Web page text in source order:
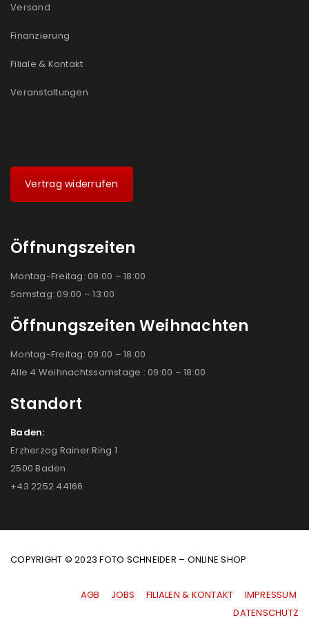
akzeptiere die
Versand
Finanzierung
Filiale & Kontakt
Veranstaltungen
Vertrag widerrufen
Öffnungszeiten
Montag-Freitag: 09:00 – 18:00
Samstag: 09:00 – 13:00
Öffnungszeiten Weihnachten
Montag-Freitag: 09:00 – 18:00
Alle 4 Weihnachtssamstage : 09:00 – 18:00
Standort
Baden:
Erzherzog Rainer Ring 1
2500 Baden
+43 2252 44166
COPYRIGHT © 2023 FOTO SCHNEIDER – ONLINE SHOP
AGB JOBS FILIALEN & KONTAKT
IMPRESSUM
|DATENSCHUTZ